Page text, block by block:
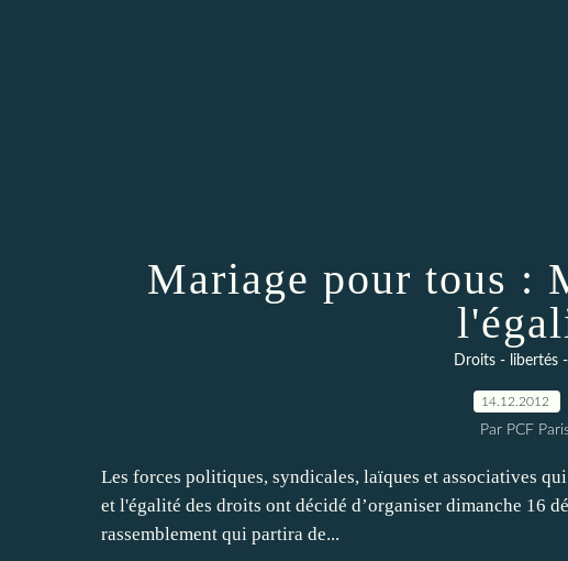
Mariage pour tous :
Droits - libertés
14.12.2012
Par PCF
Les forces politiques, syndicales, laïques et associatives
et l'égalité des droits ont décidé d’organiser dimanche 16
rassemblement qui partira de...